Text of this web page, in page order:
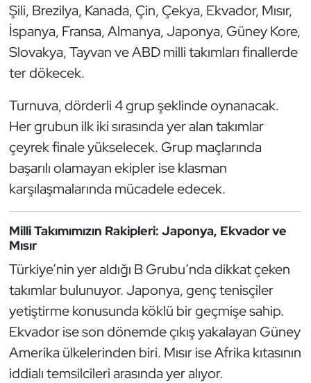
Şili, Brezilya, Kanada, Çin, Çekya, Ekvador, Mısır,
İspanya, Fransa, Almanya, Japonya, Güney Kore,
Slovakya, Tayvan ve ABD milli takımları finallerde
ter dökecek.
Turnuva, dörderli 4 grup şeklinde oynanacak.
Her grubun ilk iki sırasında yer alan takımlar
çeyrek finale yükselecek. Grup maçlarında
başarılı olamayan ekipler ise klasman
karşılaşmalarında mücadele edecek.
Milli Takımımızın Rakipleri: Japonya, Ekvador ve
Mısır
Türkiye’nin yer aldığı B Grubu’nda dikkat çeken
takımlar bulunuyor. Japonya, genç tenisçiler
yetiştirme konusunda köklü bir geçmişe sahip.
Ekvador ise son dönemde çıkış yakalayan Güney
Amerika ülkelerinden biri. Mısır ise Afrika kıtasının
iddialı temsilcileri arasında yer alıyor.
Kempo
Kick Boks
Kürek
Masa Tenisi
Modern Pentatlon
Motor Sporları
Muay Thai
Optimist
Oryantiring
Özel Sporcular